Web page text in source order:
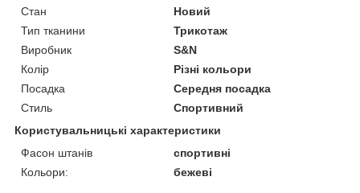
Стан
Новий
Тип тканини
Трикотаж
Виробник
S&N
Колір
Різні кольори
Посадка
Середня посадка
Стиль
Спортивний
Користувальницькі характеристики
Фасон штанів
спортивні
Кольори:
бежеві